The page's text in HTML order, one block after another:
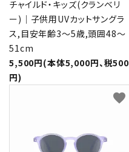
チャイルド・キッズ(クランベリ
ー)｜子供用UVカットサングラ
ス,目安年齢3～5歳,頭囲48～
51cm
5,500円(本体5,000円、税500
円)
favorite